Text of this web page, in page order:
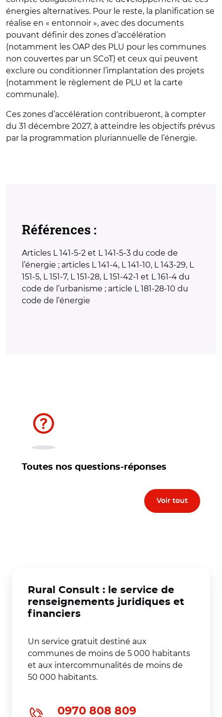
énergies alternatives. Pour le reste, la planification se
réalise en « entonnoir », avec des documents
pouvant définir des zones d’accélération
(notamment les OAP des PLU pour les communes
non couvertes par un SCoT) et ceux qui peuvent
exclure ou conditionner l’implantation des projets
(notamment le règlement de PLU et la carte
communale).
Ces zones d’accélération contribueront, à compter
du 31 décembre 2027, à atteindre les objectifs prévus
par la programmation pluriannuelle de l’énergie.
Références :
Articles L 141-5-2 et L 141-5-3 du code de
l’énergie ; articles L 141-4, L 141-10, L 143-29, L
151-5, L 151-7, L 151-28, L 151-42-1 et L 161-4 du
code de l’urbanisme ; article L 181-28-10 du
code de l’énergie
Toutes nos questions-réponses
Voir tout
Rural Consult : le service de
renseignements juridiques et
financiers
Un service gratuit destiné aux
communes de moins de 5 000 habitants
et aux intercommunalités de moins de
50 000 habitants.
0970 808 809